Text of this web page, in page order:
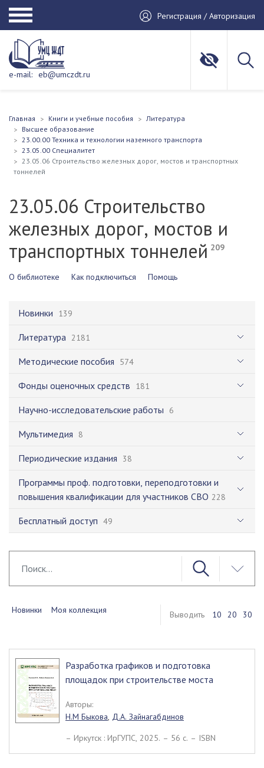
Регистрация / Авторизация
e-mail: eb@umczdt.ru
Главная Книги и учебные пособия
Литература
Высшее образование
23.00.00 Техника и технологии наземного транспорта
23.05.00 Специалитет
23.05.06 Строительство железных дорог, мостов и транспортных
тоннелей
23.05.06 Строительство
железных дорог, мостов и
транспортных тоннелей209
О библиотеке Как подключиться Помощь
Новинки 139
Литература 2181
Методические пособия 574
Фонды оценочных средств 181
Научно-исследовательские работы 6
Мультимедия 8
Периодические издания 38
Программы проф. подготовки, переподготовки и
повышения квалификации для участников СВО 228
Бесплатный доступ 49
Новинки Моя коллекция Выводить 10 20 30
Разработка графиков и подготовка
площадок при строительстве моста
Авторы:
Н.М Быкова, Д.А. Зайнагабдинов
– Иркутск : ИрГУПС, 2025. – 56 c. – ISBN